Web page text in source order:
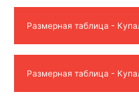
Размерная таблица -
Размерная таблица -